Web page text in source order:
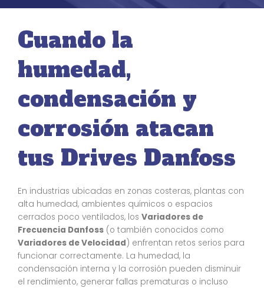
Cuando la
humedad,
condensación y
corrosión atacan
tus Drives Danfoss
En industrias ubicadas en zonas costeras, plantas con
alta humedad, ambientes químicos o espacios
cerrados poco ventilados, los Variadores de
Frecuencia Danfoss (o también conocidos como
Variadores de Velocidad) enfrentan retos serios para
funcionar correctamente. La humedad, la
condensación interna y la corrosión pueden disminuir
el rendimiento, generar fallas prematuras o incluso